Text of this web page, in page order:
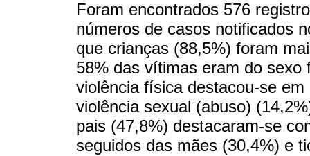
Foram encontrados 576
números de casos notificados
que crianças (88,5%) foram
58% das vítimas eram do sexo
violência física destacou-se
violência sexual (abuso)
pais (47,8%) destacaram-se
seguidos das mães (30,4%) e